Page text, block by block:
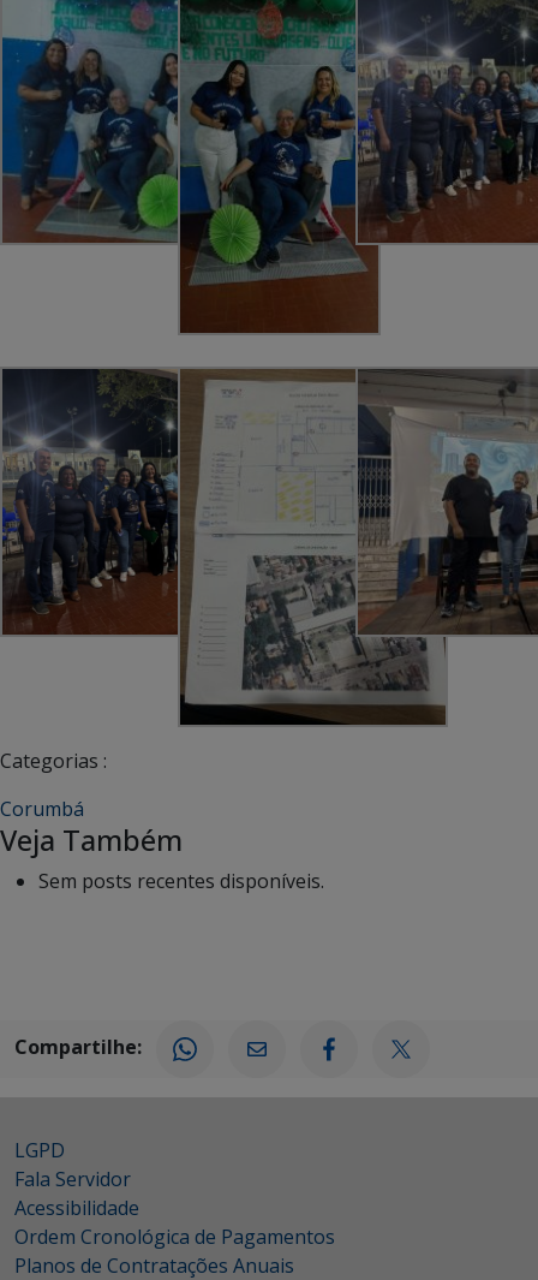
Categorias :
Corumbá
Veja Também
Sem posts recentes disponíveis.
Compartilhe:
LGPD
Fala Servidor
Acessibilidade
Ordem Cronológica de Pagamentos
Planos de Contratações Anuais